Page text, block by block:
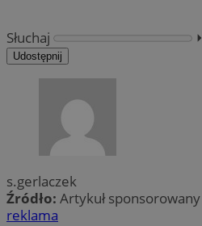
Słuchaj ⏵︎
Udostępnij
s.gerlaczek
Źródło: Artykuł sponsorowany
reklama